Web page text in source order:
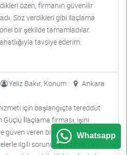
özen, firmanın güvenilir
Söz verdikleri gibi ilaçlama
bir şekilde tamamladılar.
tavsiye ederim.
Yeliz Bakır, Konum :
Ankara
için başlangıçta tereddüt
Güçlü İlaçlama firması, işini
güven veren bir ekip olduğunu
ilgili sorunumu özenle ve
Whatsapp